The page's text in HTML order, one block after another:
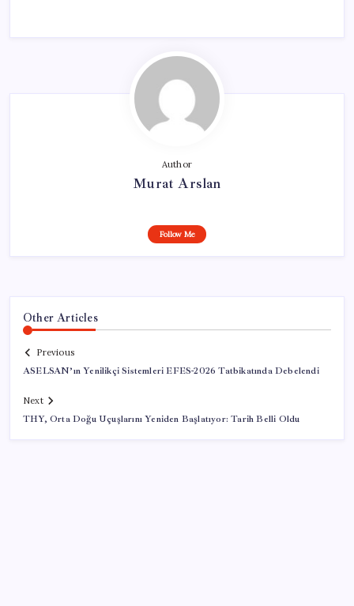
Author
Murat Arslan
Follow Me
Other Articles
Previous
ASELSAN’ın Yenilikçi Sistemleri EFES-2026 Tatbikatında Debelendi
Next
THY, Orta Doğu Uçuşlarını Yeniden Başlatıyor: Tarih Belli Oldu